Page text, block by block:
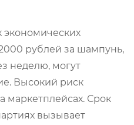
экономических
рублей за шампунь,
неделю, могут
Высокий риск
маркетплейсах. Срок
вызывает